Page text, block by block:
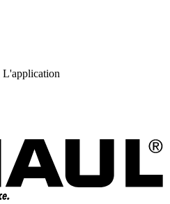
L'application